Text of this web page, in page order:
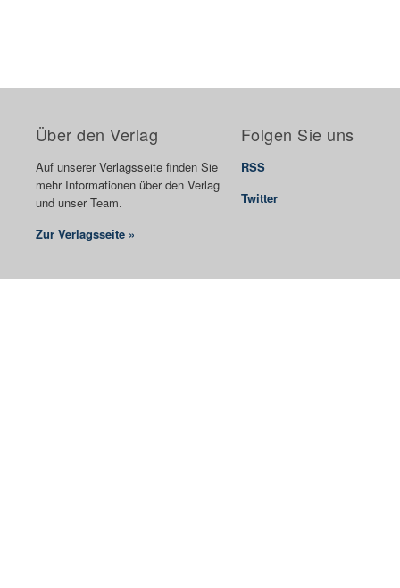
Über den Verlag
Auf unserer Verlagsseite finden Sie
mehr Informationen über den Verlag
und unser Team.
Zur Verlagsseite »
Folgen Sie uns
RSS
Twitter